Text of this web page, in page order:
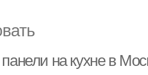
на кухне в